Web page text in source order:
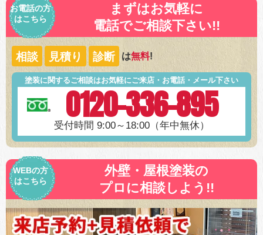
お電話の方
はこちら
まずはお気軽に
電話でご相談下さい!!
相談 見積り 診断 は無料!
塗装に関するご相談はお気軽にご来店・お電話・メール下さい
0120-336-895
受付時間 9:00～18:00（年中無休）
WEBの方
はこちら
外壁・屋根塗装の
プロに相談しよう!!